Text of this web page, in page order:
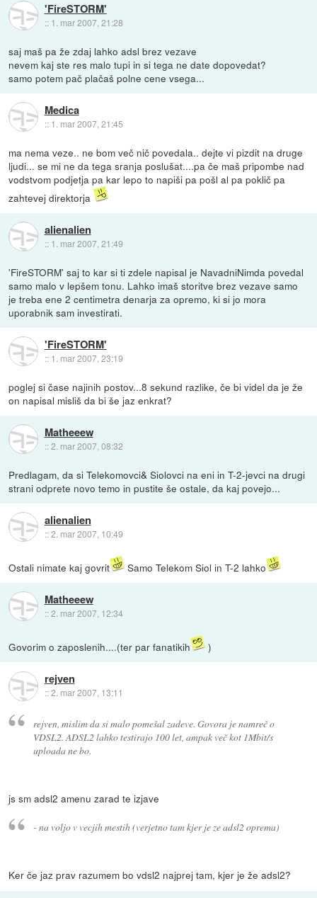
'FireSTORM'
:: 1. mar 2007, 21:28
saj maš pa že zdaj lahko adsl brez vezave
nevem kaj ste res malo tupi in si tega ne date dopovedat?
samo potem pač plačaš polne cene vsega...
Medica
:: 1. mar 2007, 21:45
ma nema veze.. ne bom več nič povedala.. dejte vi pizdit na druge
ljudi... se mi ne da tega sranja poslušat....pa če maš pripombe nad
vodstvom podjetja pa kar lepo to napiši pa pošl al pa poklič pa
zahtevej direktorja
alienalien
:: 1. mar 2007, 21:49
'FireSTORM' saj to kar si ti zdele napisal je NavadniNimda povedal
samo malo v lepšem tonu. Lahko imaš storitve brez vezave samo
je treba ene 2 centimetra denarja za opremo, ki si jo mora
uporabnik sam investirati.
'FireSTORM'
:: 1. mar 2007, 23:19
poglej si čase najinih postov...8 sekund razlike, če bi videl da je že
on napisal misliš da bi še jaz enkrat?
Matheeew
::2. mar 2007, 08:32
Predlagam, da si Telekomovci& Siolovci na eni in T-2-jevci na drugi
strani odprete novo temo in pustite še ostale, da kaj povejo...
alienalien
::2. mar 2007, 10:49
Ostali nimate kaj govrit Samo Telekom Siol in T-2 lahko
Matheeew
::2. mar 2007, 12:34
Govorim o zaposlenih....(ter par fanatikih )
rejven
::2. mar 2007, 13:11
rejven, mislim da si malo pomešal zadeve. Govora je namreč o
VDSL2. ADSL2 lahko testirajo 100 let, ampak več kot 1Mbit/s
uploada ne bo.
js sm adsl2 amenu zarad te izjave
- na voljo v vecjih mestih (verjetno tam kjer je ze adsl2 oprema)
Ker če jaz prav razumem bo vdsl2 najprej tam, kjer je že adsl2?